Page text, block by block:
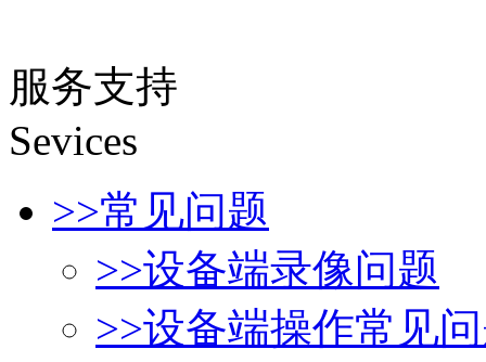
服务支持
Sevices
>>常见问题
>>设备端录像问题
>>设备端操作常见